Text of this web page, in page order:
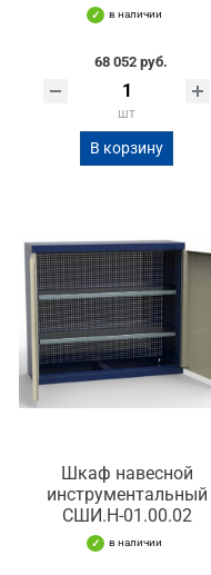
в наличии
68 052 руб.
шт
В корзину
Шкаф навесной
инструментальный
СШИ.Н-01.00.02
в наличии